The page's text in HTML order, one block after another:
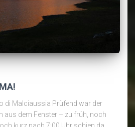
di Malciaussia Prüfend war der
aus dem Fenster – zu früh, noch